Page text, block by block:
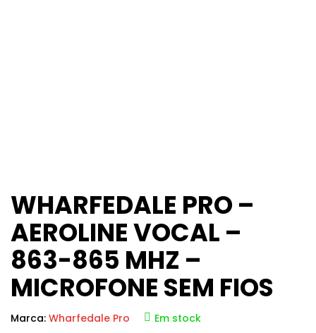
WHARFEDALE PRO –
AEROLINE VOCAL –
863-865 MHZ –
MICROFONE SEM FIOS
Marca: Wharfedale Pro Em stock